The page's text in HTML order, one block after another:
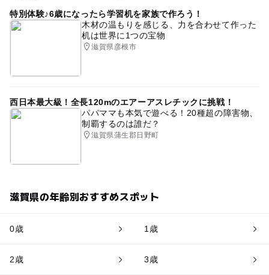
特別体験♪6歳になったら学習机を家族で作ろう！
木材の温もりを感じる、力を合わせて作った
机は世界に1つの宝物
滋賀県彦根市
西日本最大級！全長120mのエアーアスレチックに挑戦！
パパママも本気で遊べる！20種超の障害物、
制覇するのは誰だ？
滋賀県蒲生郡日野町
滋賀県の年齢別おすすめスポット
0歳 1歳
2歳 3歳